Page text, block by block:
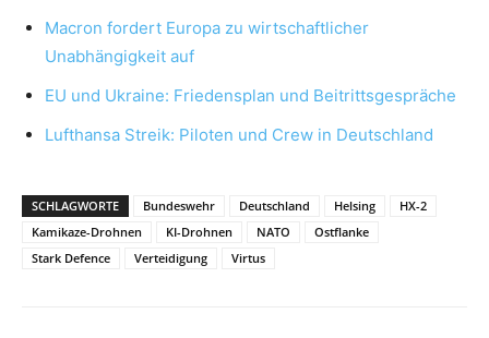
Macron fordert Europa zu wirtschaftlicher
Unabhängigkeit auf
EU und Ukraine: Friedensplan und Beitrittsgespräche
Lufthansa Streik: Piloten und Crew in Deutschland
SCHLAGWORTE Bundeswehr Deutschland Helsing
HX-2
Kamikaze-Drohnen
KI-Drohnen NATO
Ostflanke
Stark Defence
Verteidigung Virtus